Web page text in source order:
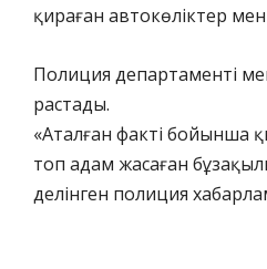
қираған автокөліктер
Полиция департаменті
растады.
«Аталған факті бойынша
топ адам жасаған
делінген полиция